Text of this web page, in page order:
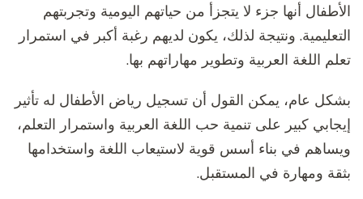
الأطفال أنها جزء لا يتجزأ من حياتهم اليومية وتجربتهم
التعليمية. ونتيجة لذلك، يكون لديهم رغبة أكبر في استمرار
تعلم اللغة العربية وتطوير مهاراتهم بها.
بشكل عام، يمكن القول أن تسجيل رياض الأطفال له تأثير
إيجابي كبير على تنمية حب اللغة العربية واستمرار التعلم،
ويساهم في بناء أسس قوية لاستيعاب اللغة واستخدامها
بثقة ومهارة في المستقبل.